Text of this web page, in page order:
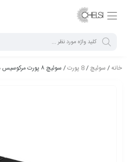
خانه/ سوئیچ /8 پورت / سوئیچ ۸ پورت مرکوسیس مدل MS108G